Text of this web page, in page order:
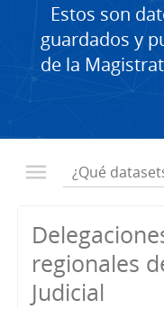
Estos son
guardados y
de la
regionales
Judicial